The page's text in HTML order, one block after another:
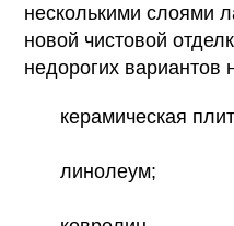
несколькими слоями
новой чистовой
недорогих вариантов
керамическая
линолеум;